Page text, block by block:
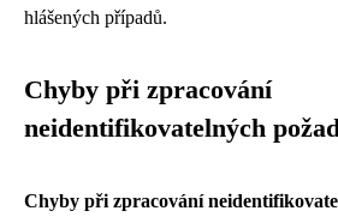
hlášených případů.
Chyby při zpracování
neidentifikovatelných
Chyby při zpracování